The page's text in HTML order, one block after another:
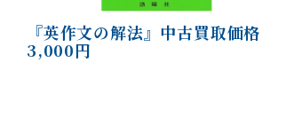
『英作文の解法』中古買取価格
3,000円